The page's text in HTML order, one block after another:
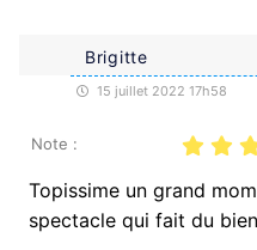
Brigitte
15 juillet 2022 17h58
Note :
Topissime un grand
spectacle qui fait du